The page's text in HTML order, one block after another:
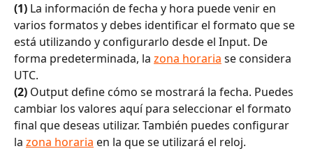
(1) La información de fecha y hora puede venir en
varios formatos y debes identificar el formato que se
está utilizando y configurarlo desde el Input. De
forma predeterminada, la zona horaria se considera
UTC.
(2) Output define cómo se mostrará la fecha. Puedes
cambiar los valores aquí para seleccionar el formato
final que deseas utilizar. También puedes configurar
la zona horaria en la que se utilizará el reloj.